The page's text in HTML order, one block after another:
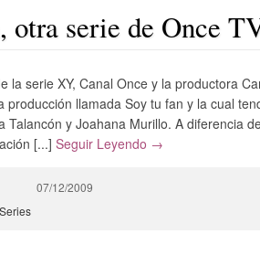
otra serie de Once
la serie XY, Canal Once y la productora
producción llamada Soy tu fan y la cual
Talancón y Joahana Murillo. A diferencia
[...]Seguir Leyendo →
07/12/2009
Series